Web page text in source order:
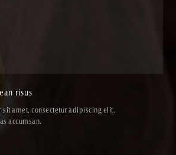
risus
sit amet, consectetur adipiscing elit.
accumsan.